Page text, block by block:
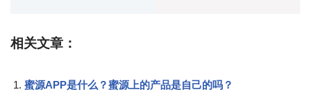
相关文章：
蜜源APP是什么？蜜源上的产品是自己的吗？